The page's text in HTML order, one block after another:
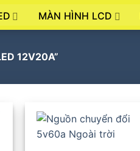
MÀN HÌNH LCD
12V20A”
+